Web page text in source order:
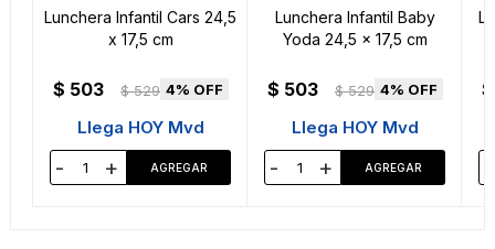
Lunchera Infantil Cars 24,5
x 17,5 cm
$ 503 $ 529 4
Llega HOY Mvd
- +
Lunchera Infantil Baby
Yoda 24,5 x 17,5 cm
$ 503 $ 529 4
Llega HOY Mvd
- +
$